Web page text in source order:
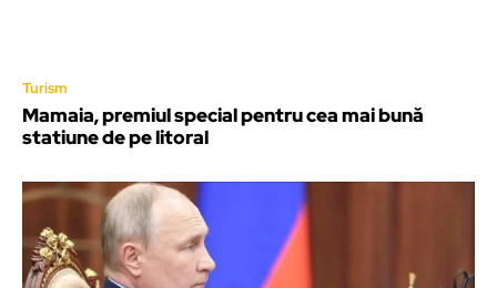
Turism
Mamaia, premiul special pentru cea mai bună
statiune de pe litoral